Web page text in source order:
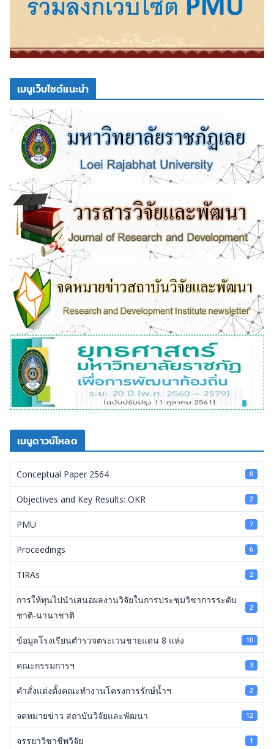
เมนูเว็บไซต์แนะนำ
เมนูดาวน์โหลด
Conceptual Paper 2564 0
Objectives and Key Results: OKR 2
PMU 7
Proceedings 6
TIRAs 2
การให้ทุนไปนำเสนอผลงานวิจัยในการประชุมวิชาการระดับ
ชาติ-นานาชาติ
2
ข้อมูลโรงเรียนตำรวจตระเวนชายแดน 8 แห่ง 10
คณะกรรมการฯ 3
คำสั่งแต่งตั้งคณะทำงานโครงการรักษ์น้ำฯ 2
จดหมายข่าว สถาบันวิจัยและพัฒนา 12
จรรยาวิชาชีพวิจัย 1